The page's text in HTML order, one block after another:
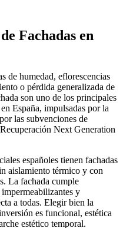
Fachadas en
de humedad, eflorescencias
o pérdida generalizada de
son uno de los principales
España, impulsadas por la
las subvenciones de
Next Generation
españoles tienen fachadas
aislamiento térmico y con
La fachada cumple
y
a todas. Elegir bien la
es funcional, estética
estético temporal.